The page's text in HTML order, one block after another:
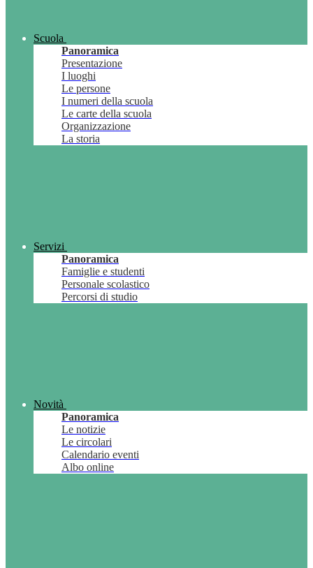
Scuola
Panoramica
Presentazione
I luoghi
Le persone
I numeri della scuola
Le carte della scuola
Organizzazione
La storia
Servizi
Panoramica
Famiglie e studenti
Personale scolastico
Percorsi di studio
Novità
Panoramica
Le notizie
Le circolari
Calendario eventi
Albo online